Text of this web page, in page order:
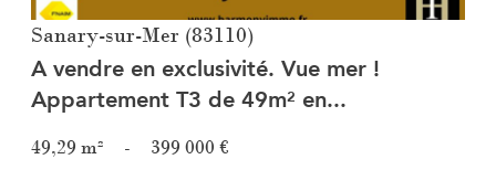
Sanary-sur-Mer (83110)
A vendre en exclusivité. Vue mer !
Appartement T3 de 49m² en...
49,29 m² - 399 000 €